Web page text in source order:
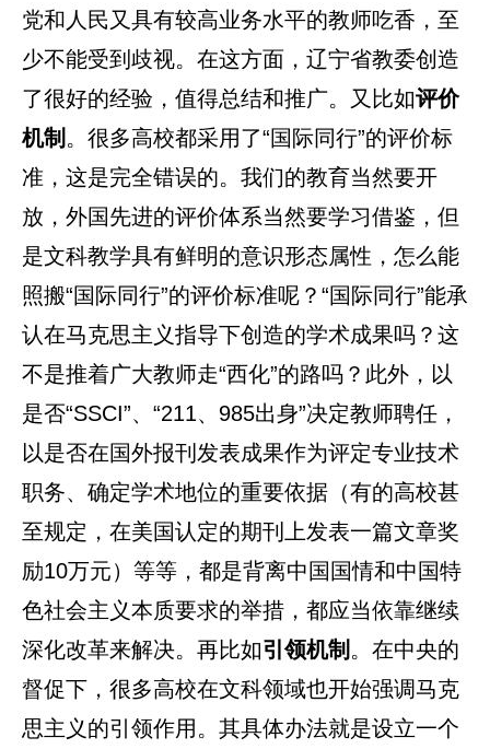
党和人民又具有较高业务水平的教师吃香，至
少不能受到歧视。在这方面，辽宁省教委创造
了很好的经验，值得总结和推广。又比如评价
机制 。很多高校都采用了“国际同行”的评价标
准，这是完全错误的。我们的教育当然要开
放，外国先进的评价体系当然要学习借鉴，但
是文科教学具有鲜明的意识形态属性，怎么能
照搬“国际同行”的评价标准呢？“国际同行”能承
认在马克思主义指导下创造的学术成果吗？这
不是推着广大教师走“西化”的路吗？此外，以
是否“SSCI”、“211、985出身”决定教师聘任，
以是否在国外报刊发表成果作为评定专业技术
职务、确定学术地位的重要依据（有的高校甚
至规定，在美国认定的期刊上发表一篇文章奖
励10万元）等等，都是背离中国国情和中国特
色社会主义本质要求的举措，都应当依靠继续
深化改革来解决。再比如引领机制 。在中央的
督促下，很多高校在文科领域也开始强调马克
思主义的引领作用。其具体办法就是设立一个